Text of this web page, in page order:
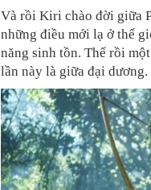
Và rồi Kiri chào đời giữa
những điều mới lạ ở thế
năng sinh tồn. Thế rồi
lần này là giữa đại dương.